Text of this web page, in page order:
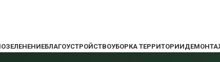
ОЗЕЛЕНЕНИЕБЛАГОУСТРОЙСТВОУБОРКА ТЕРРИТОРИИ